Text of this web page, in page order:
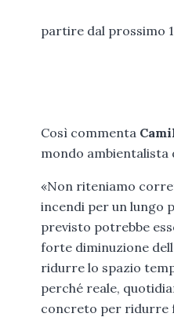
partire dal prossimo
Così commenta
mondo
«Non riteniamo
incendi per un lungo
previsto potrebbe
forte diminuzione
ridurre lo spazio
perché reale,
concreto per ridurre